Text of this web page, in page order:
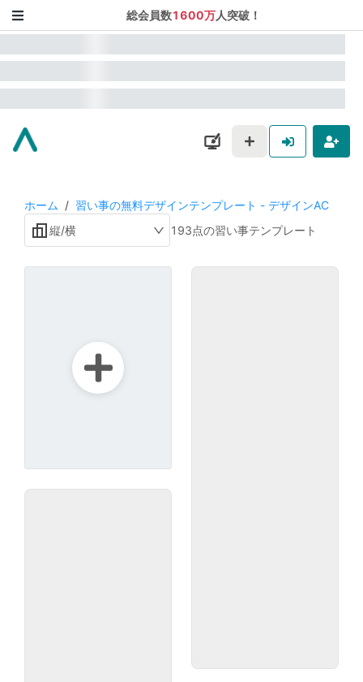
総会員数1600万人突破！
ホーム / 習い事の無料デザインテンプレート - デザインAC
縦/横
193点の習い事テンプレート